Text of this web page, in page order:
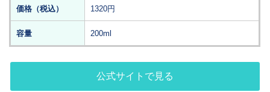
価格（税込） 1320円
容量 200ml
公式サイトで見る